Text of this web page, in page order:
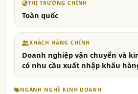
THỊ TRƯỜNG CHÍNH
Toàn quốc
KHÁCH HÀNG CHÍNH
Doanh nghiệp vận chuyển và
có nhu cầu xuất nhập khẩu
NGÀNH NGHỀ KINH DOANH